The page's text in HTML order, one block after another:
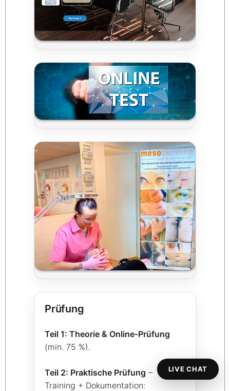
Prüfung
Teil 1: Theorie & Online‑Prüfung
(min. 75 %).
Teil 2: Praktische Prüfung –
Training + Dokumentation:
LIVE CHAT